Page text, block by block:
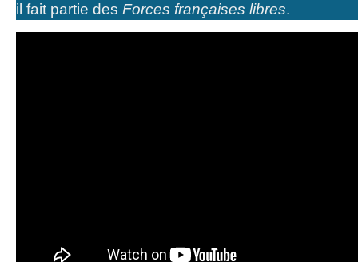
il fait partie des Forces françaises libres.